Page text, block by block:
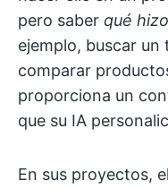
pero saber qué hizo
ejemplo, buscar
comparar
proporciona un
que su IA
En sus proyectos,